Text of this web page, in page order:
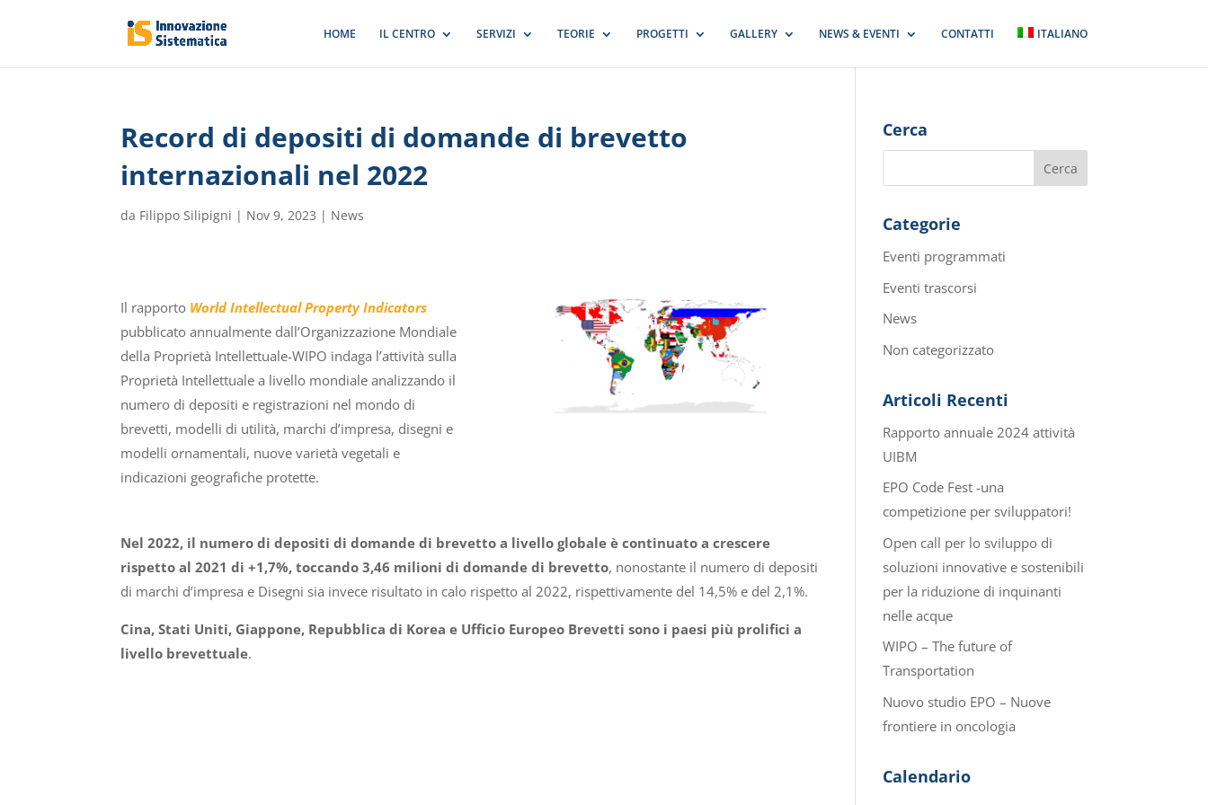
HOME IL CENTRO SERVIZI TEORIE PROGETTI GALLERY NEWS & EVENTI CONTATTI ITALIANO
Record di depositi di domande di brevetto
internazionali nel 2022
da Filippo Silipigni | Nov 9, 2023 | News
Il rapporto World Intellectual Property Indicators
pubblicato annualmente dall’Organizzazione Mondiale
della Proprietà Intellettuale-WIPO indaga l’attività sulla
Proprietà Intellettuale a livello mondiale analizzando il
numero di depositi e registrazioni nel mondo di
brevetti, modelli di utilità, marchi d’impresa, disegni e
modelli ornamentali, nuove varietà vegetali e
indicazioni geografiche protette.
Nel 2022, il numero di depositi di domande di brevetto a livello globale è continuato a crescere
rispetto al 2021 di +1,7%, toccando 3,46 milioni di domande di brevetto, nonostante il numero di depositi
di marchi d’impresa e Disegni sia invece risultato in calo rispetto al 2022, rispettivamente del 14,5% e del 2,1%.
Cina, Stati Uniti, Giappone, Repubblica di Korea e Ufficio Europeo Brevetti sono i paesi più prolifici a
livello brevettuale.
Cerca
Categorie
Eventi programmati
Eventi trascorsi
News
Non categorizzato
Articoli Recenti
Rapporto annuale 2024 attività
UIBM
EPO Code Fest -una
competizione per sviluppatori!
Open call per lo sviluppo di
soluzioni innovative e sostenibili
per la riduzione di inquinanti
nelle acque
WIPO – The future of
Transportation
Nuovo studio EPO – Nuove
frontiere in oncologia
Calendario